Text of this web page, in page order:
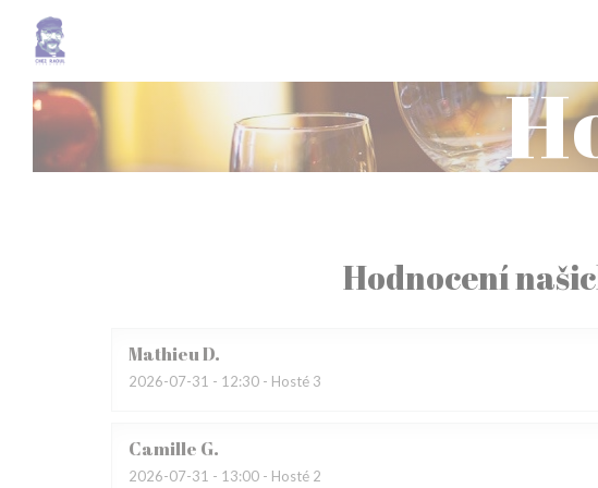
Panel pro správu cookies
Hodnocení
MathieuD
2026-07-31 - 12:30 - Hosté 3
Camille G
2026-07-31 - 13:00 - Hosté 2